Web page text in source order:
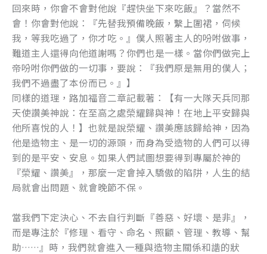
回來時，你會不會對他說『趕快坐下來吃飯』？當然不
會！你會對他說：『先替我預備晚飯，繫上圍裙，伺候
我，等我吃過了，你才吃。』僕人照著主人的吩咐做事，
難道主人還得向他道謝嗎？你們也是一樣。當你們做完上
帝吩咐你們做的一切事，要說：『我們原是無用的僕人；
我們不過盡了本份而已。』】
同樣的道理，路加福音二章記載著：【有一大隊天兵同那
天使讚美神說：在至高之處榮耀歸與神！在地上平安歸與
他所喜悅的人！】也就是說榮耀、讚美應該歸給神，因為
他是造物主、是一切的源頭，而身為受造物的人們可以得
到的是平安、安息。如果人們試圖想要得到專屬於神的
『榮耀、讚美』，那麼一定會掉入驕傲的陷阱，人生的結
局就會出問題、就會晚節不保。
當我們下定決心、不去自行判斷『善惡、好壞、是非』，
而是專注於『修理、看守、命名、照顧、管理、教導、幫
助……』時，我們就會進入一種與造物主關係和諧的狀